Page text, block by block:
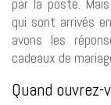
qui sont arrivés
avons les
cadeaux de
Quand